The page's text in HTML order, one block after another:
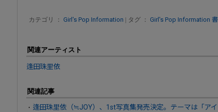
カテゴリ ： Girl's Pop Information | タグ ： Girl's Pop Information
関連アーティスト
逢田珠里依
関連記事
逢田珠里依（≒JOY）、1st写真集発売決定。テーマは「ア